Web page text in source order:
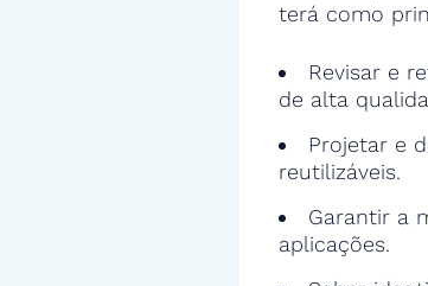
terá como
Revisar e
de alta
Projetar e
reutilizáveis.
Garantir a
aplicações.